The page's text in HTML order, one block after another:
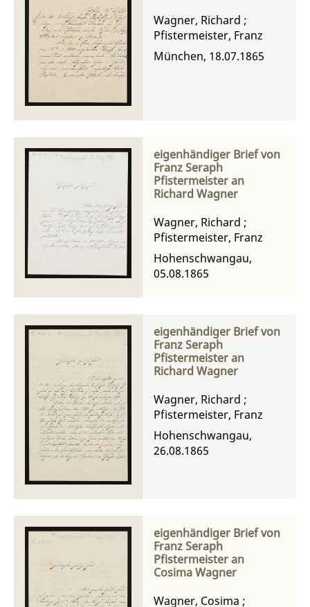
Wagner, Richard ;
Pfistermeister, Franz
München, 18.07.1865
eigenhändiger Brief von
Franz Seraph
Pfistermeister an
Richard Wagner
Wagner, Richard ;
Pfistermeister, Franz
Hohenschwangau,
05.08.1865
eigenhändiger Brief von
Franz Seraph
Pfistermeister an
Richard Wagner
Wagner, Richard ;
Pfistermeister, Franz
Hohenschwangau,
26.08.1865
eigenhändiger Brief von
Franz Seraph
Pfistermeister an
Cosima Wagner
Wagner, Cosima ;